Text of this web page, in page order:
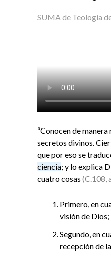
SUMA de Teología
“Conocen de
secretos divinos.
que por eso se
ciencia; y lo explica
cuatro cosas (C.108,
Primero, en
visión de Dios;
Segundo, en
recepción de